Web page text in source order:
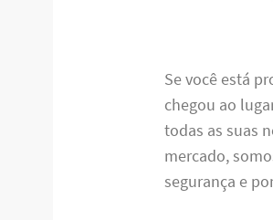
Se você está
chegou ao
todas as suas
mercado,
segurança e